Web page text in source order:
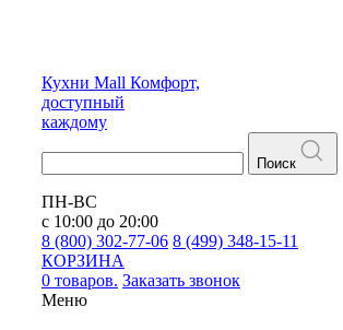
Кухни Mall Комфорт,
доступный
каждому
Поиск
ПН-ВС
с 10:00 до 20:00
8 (800) 302-77-06 8 (499) 348-15-11
КОРЗИНА
0 товаров. Заказать звонок
Меню